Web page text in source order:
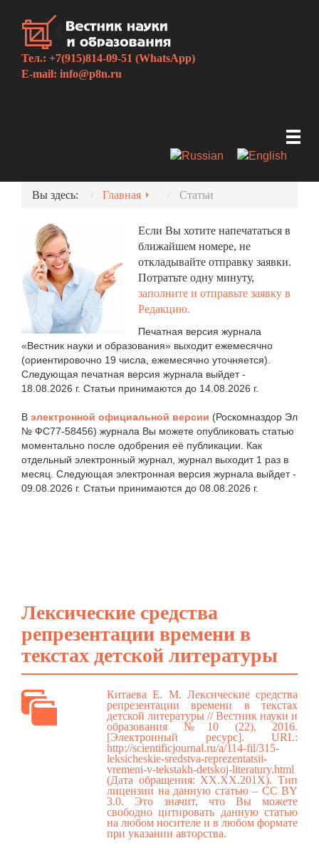
Тел.: +7(915)814-09-51 (WhatsApp)
E-mail: info@p8n.ru
Вы здесь: Главная Статьи
Если Вы хотите напечататься в
ближайшем номере, не
откладывайте отправку заявки.
Потратьте одну минуту,
заполните и отправьте заявку в
Редакцию.
Печатная версия журнала
«Вестник науки и образования» выходит ежемесячно
(ориентировочно 19 числа, ежемесячно уточняется).
Следующая печатная версия журнала выйдет -
18.08.2026 г. Статьи принимаются до 14.08.2026 г.
В электронной официальной версии (Роскомназдор Эл
№ ФС77-58456) журнала Вы можете опубликовать статью
моментально после одобрения её публикации. Как
отдельный электронный журнал, журнал выходит 1 раз в
месяц. Следующая электронная версия журнала выйдет -
09.08.2026 г. Статьи принимаются до 08.08.2026 г.
Лексические средства
репрезентации времени в
текстах детской литературы
Китаева Е. М. Лексические средства
репрезентации времени в текстах
детской литературы // Вестник науки и
образования №10 (22), 2016.
[Электронный ресурс]. URL:
http://scientificjournal.ru/a/114-fil/315-
leksicheskie-sredstva-reprezentatsii-
vremeni-v-tekstakh-detskoj-literatury.html
(Дата обращения: ХХ.ХХ.201Х). Тип
лицензии на данную статью – CC BY
3.0. Это значит, что Вы можете
свободно цитировать данную статью
на любом носителе и в любом формате
при указании авторства.